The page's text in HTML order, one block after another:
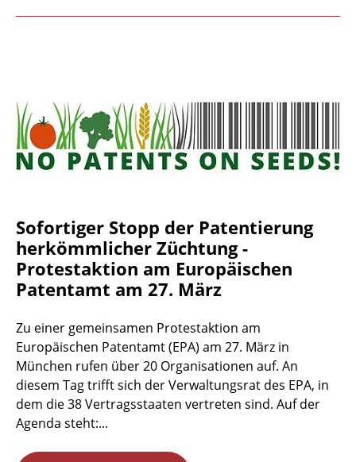
Sofortiger Stopp der Patentierung
herkömmlicher Züchtung -
Protestaktion am Europäischen
Patentamt am 27. März
Zu einer gemeinsamen Protestaktion am
Europäischen Patentamt (EPA) am 27. März in
München rufen über 20 Organisationen auf. An
diesem Tag trifft sich der Verwaltungsrat des EPA, in
dem die 38 Vertragsstaaten vertreten sind. Auf der
Agenda steht:...